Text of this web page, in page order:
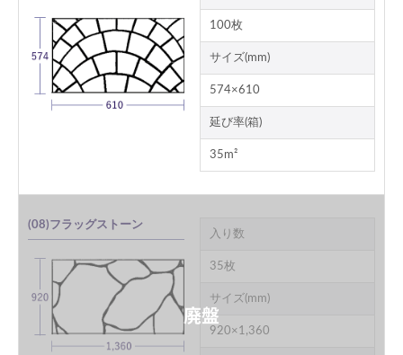
100枚
サイズ(mm)
574×610
延び率(箱)
35m²
(08)フラッグストーン
入り数
35枚
サイズ(mm)
920×1,360